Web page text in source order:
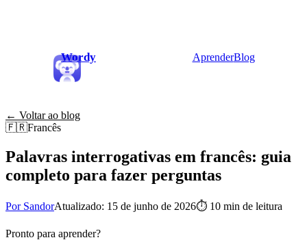
Wordy AprenderBlog
← Voltar ao blog
🇫🇷Francês
Palavras interrogativas em francês: guia
completo para fazer perguntas
Por SandorAtualizado: 15 de junho de 2026⏱ 10 min de leitura
Pronto para aprender?